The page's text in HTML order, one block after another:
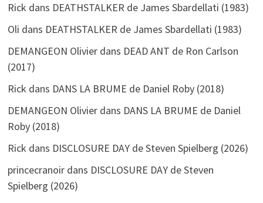
Rick dans DEATHSTALKER de James Sbardellati (1983)
Oli dans DEATHSTALKER de James Sbardellati (1983)
DEMANGEON Olivierdans DEAD ANT de Ron Carlson
(2017)
Rick dans DANS LA BRUME de Daniel Roby (2018)
DEMANGEON Olivierdans DANS LA BRUME de Daniel
Roby (2018)
Rick dans DISCLOSURE DAY de Steven Spielberg (2026)
princecranoirdans DISCLOSURE DAY de Steven
Spielberg (2026)